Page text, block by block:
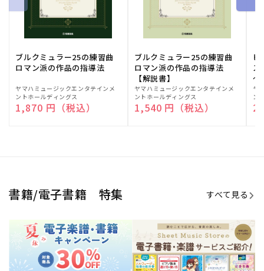
ブルクミュラー25の練習曲
ロマン派の作品の指導法
販
売
元:
ヤマハミュージックエンタテインメ
ントホールディングス
通常価格
1,870 円（税込）
ブルクミュラー25の練習曲
ロマン派の作品の指導法
【解説書】
販
売
元:
ヤマハミュージックエンタテインメ
ントホールディングス
通常価格
1,540 円（税込）
ピ
ス
～
販
売
元:
ヤ
ン
書籍/電子書籍 特集 すべて見る